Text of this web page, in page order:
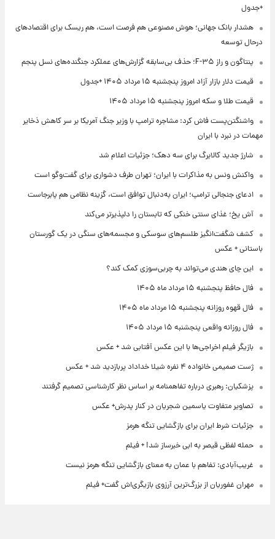
+جدول
هشدار بانک جهانی؛ هوش مصنوعی هم فرصت است، هم ریسک برای اقتصادهای
درحال توسعه
پنتاگون و راز F-۳۵؛ حذف بی‌سابقه گزارش‌های عملکرد جنگنده‌های نسل پنجم
قیمت دلار بازار آزاد امروز پنجشنبه ۱۵ مرداد ۱۴۰۵ +جدول
قیمت طلا و سکه امروز پنجشنبه ۱۵ مرداد ۱۴۰۵
واشنگتن‌پست فاش کرد: مشاجره ترامپ با وزیر جنگ آمریکا بر سر کاهش ذخایر
مهمات در نبرد با ایران
شارژ جدید کالابرگ برای سه دهک؛ جزئیات اعلام شد
واکنش ونس به مذاکرات با ایران؛ تهران طرف دشواری برای گفت‌وگو است
ادعای جنجالی ترامپ؛ ایران به‌دنبال توافق است، گزینه نظامی هم پابرجاست
آش یخ؛ غذای سنتی خنکی که تابستان را دلپذیرتر می‌کند
کشف شگفت‌انگیز طلسم‌های سوسکی و مجسمه‌های سنگی در یک گورستان
باستانی + عکس
این چای هندی می‌تواند به چربی‌سوزی کمک کند؟
فال حافظ پنجشنبه ۱۵ مرداد ماه ۱۴۰۵
فال قهوه روزانه پنجشنبه ۱۵ مرداد ماه ۱۴۰۵
فال روزانه واقعی پنجشنبه ۱۵ مرداد ۱۴۰۵
بازیگر فیلم اخراجی‌ها با این عکس آفتابی شد + عکس
ژست صمیمی خانواده ۴ نفره شیلا خداداد پربازدید شد + عکس
پزشکیان: رهبری درباره تفاهمنامه بر اساس نظر کارشناسی تصمیم گرفتند
تصاویر متفاوت یاسمین شجریان در کنار پدرش+ عکس
جزئیات شرط ایران برای بازگشایی تنگه هرمز
حمله لفظی قیصر به ابی خبرساز شد! + فیلم
غریب‌آبادی: تفاهم با عمان به معنای بازگشایی تنگه هرمز نیست
مهران غفوریان از بزرگ‌ترین آرزوی بازیگری‌اش گفت+ فیلم